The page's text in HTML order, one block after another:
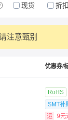
现货 折扣
注意甄别
优惠券/
RoHS
SMT补
运
9元